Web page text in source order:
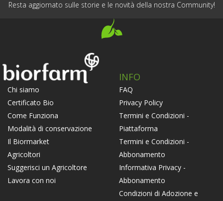
Resta aggiornato sulle storie e le novità della nostra Community!
Chi siamo
Certificato Bio
Come Funziona
Modalità di conservazione
Il Biormarket
Agricoltori
Suggerisci un Agricoltore
Lavora con noi
INFO
FAQ
Privacy Policy
Termini e Condizioni -
Piattaforma
Termini e Condizioni -
Abbonamento
Informativa Privacy -
Abbonamento
Condizioni di Adozione e